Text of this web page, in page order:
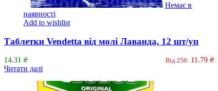
Немає в
наявності
Add to wishlist
Таблетки Vendetta від молі Лаванда, 12 шт/уп
14.31 ₴ Від 250: 11.79 ₴
Читати далі